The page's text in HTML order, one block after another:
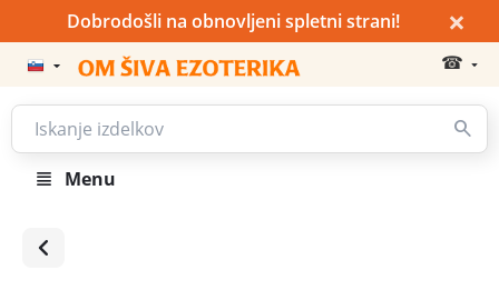
Dobrodošli na obnovljeni spletni strani! ×
☎
Menu